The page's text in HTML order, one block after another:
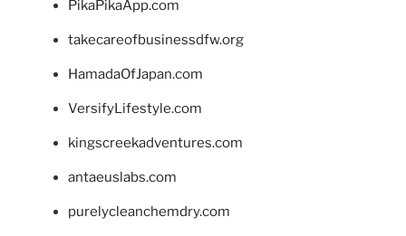
PikaPikaApp.com
takecareofbusinessdfw.org
HamadaOfJapan.com
VersifyLifestyle.com
kingscreekadventures.com
antaeuslabs.com
purelycleanchemdry.com